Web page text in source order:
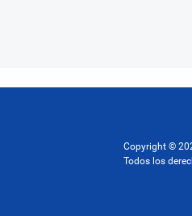
Copyright ©
Todos los